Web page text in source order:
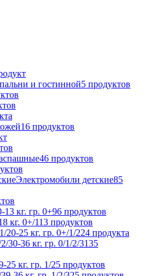
и гостинной5 продуктов
16 продуктов
46 продуктов
Электромобили детские85
13 кг. гр. 0+96 продуктов
кг. 0+/113 продуктов
0-25 кг. гр. 0+/1/224 продукта
0-36 кг. гр. 0/1/2/3135
25 кг. гр. 1/25 продуктов